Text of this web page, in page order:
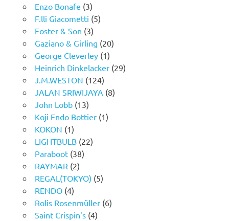
Enzo Bonafe (3)
F.lli Giacometti (5)
Foster & Son (3)
Gaziano & Girling (20)
George Cleverley(1)
Heinrich Dinkelacker(29)
J.M.WESTON (124)
JALAN SRIWIJAYA (8)
John Lobb(13)
Koji Endo Bottier(1)
KOKON (1)
LIGHTBULB(22)
Paraboot(38)
RAYMAR (2)
REGAL(TOKYO) (5)
RENDO(4)
Rolis Rosenmüller(6)
Saint Crispin's(4)